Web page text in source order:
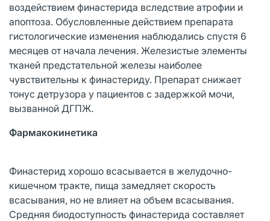
воздействием финастерида вследствие атрофии и
апоптоза. Обусловленные действием препарата
гистологические изменения наблюдались спустя 6
месяцев от начала лечения. Железистые элементы
тканей предстательной железы наиболее
чувствительны к финастериду. Препарат снижает
тонус детрузора у пациентов с задержкой мочи,
вызванной ДГПЖ.
Фармакокинетика
Финастерид хорошо всасывается в желудочно-
кишечном тракте, пища замедляет скорость
всасывания, но не влияет на объем всасывания.
Средняя биодоступность финастерида составляет